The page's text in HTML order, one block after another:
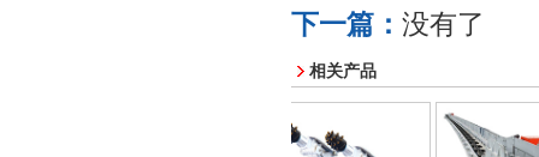
下一篇： 没有了
相关产品